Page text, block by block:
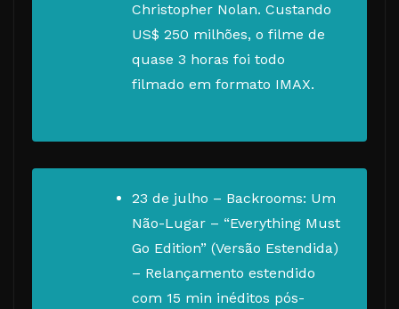
Christopher Nolan. Custando
US$ 250 milhões, o filme de
quase 3 horas foi todo
filmado em formato IMAX.
23 de julho – Backrooms: Um
Não-Lugar – “Everything Must
Go Edition” (Versão Estendida)
– Relançamento estendido
com 15 min inéditos pós-